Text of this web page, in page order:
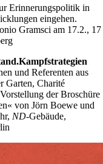
Erinnerungspolitik in
eingehen.
Gramsci am 17.2., 17
und Referenten aus
Garten, Charité
der Broschüre
von Jörn Boewe und
ND-Gebäude,